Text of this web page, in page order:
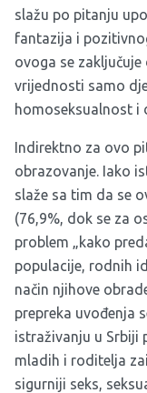
slažu po pitanju
fantazija i
ovoga se
vrijednosti samo
homoseksualnost i
Indirektno za ovo
obrazovanje. Iako
slaže sa tim da se
(76,9%, dok se za
problem „kako
populacije, rodnih
način njihove
prepreka uvođenja
istraživanju u Srbiji
mladih i roditelja
sigurniji seks,